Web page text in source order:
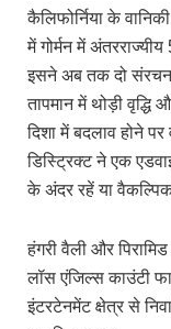
कैलिफोर्निया के
में गोर्मन में
इसने अब तक दो
तापमान में थोड़ी
दिशा में बदलाव होने
डिस्ट्रिक्ट ने एक
के अंदर रहें या
हंगरी वैली और
लॉस एंजिल्स काउंटी
इंटरटेनमेंट क्षेत्र से